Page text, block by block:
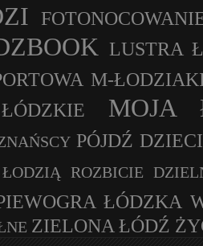
LUSTRA
M-
MOJA
PÓJDŹ
ROZBICIE
ŁÓDZKA
ZIELONA ŁÓDŹ